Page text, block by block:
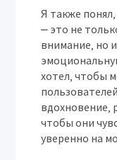
Я также
⎼ это не
внимание‚ но
хотел‚ чтобы
вдохновение‚
чтобы они
уверенно на